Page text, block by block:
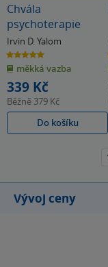
Chvála
psychoterapie
Irvin D. Yalom
5.0
z
5
hvězdiček
měkká vazba
339 Kč
Běžně 379 Kč
Do košíku
Vývoj ceny